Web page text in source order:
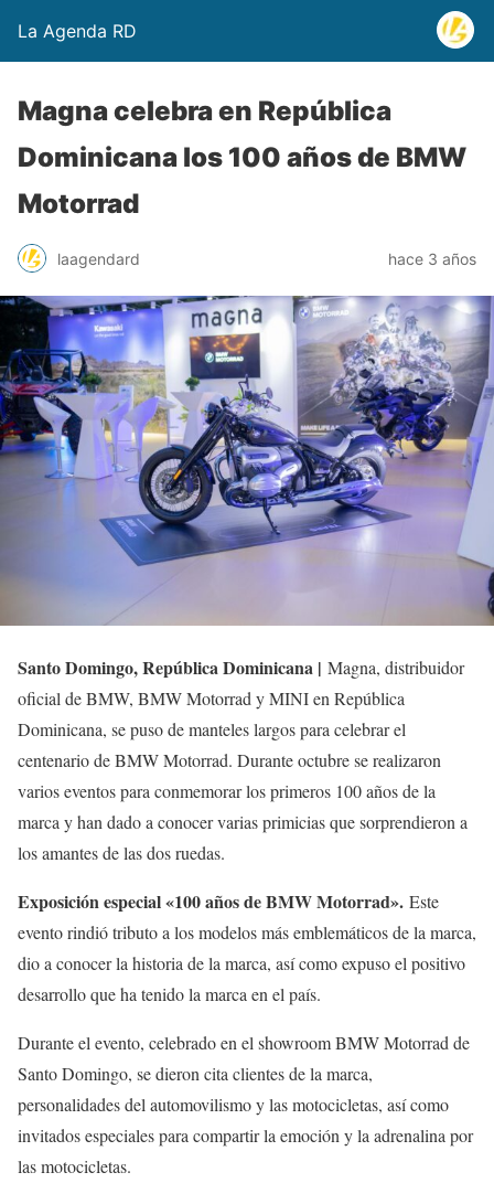
La Agenda RD
Magna celebra en República
Dominicana los 100 años de BMW
Motorrad
laagendard hace 3 años
Santo Domingo, República Dominicana | Magna, distribuidor
oficial de BMW, BMW Motorrad y MINI en República
Dominicana, se puso de manteles largos para celebrar el
centenario de BMW Motorrad. Durante octubre se realizaron
varios eventos para conmemorar los primeros 100 años de la
marca y han dado a conocer varias primicias que sorprendieron a
los amantes de las dos ruedas.
Exposición especial «100 años de BMW Motorrad». Este
evento rindió tributo a los modelos más emblemáticos de la marca,
dio a conocer la historia de la marca, así como expuso el positivo
desarrollo que ha tenido la marca en el país.
Durante el evento, celebrado en el showroom BMW Motorrad de
Santo Domingo, se dieron cita clientes de la marca,
personalidades del automovilismo y las motocicletas, así como
invitados especiales para compartir la emoción y la adrenalina por
las motocicletas.